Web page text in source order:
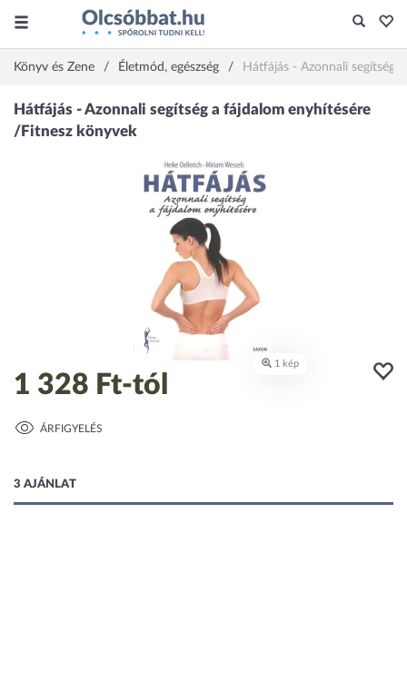
Könyv és Zene Életmód, egészség Hátfájás - Azonnali segítség
1 328 Ft-tól
ÁRFIGYELÉS
3 AJÁNLAT